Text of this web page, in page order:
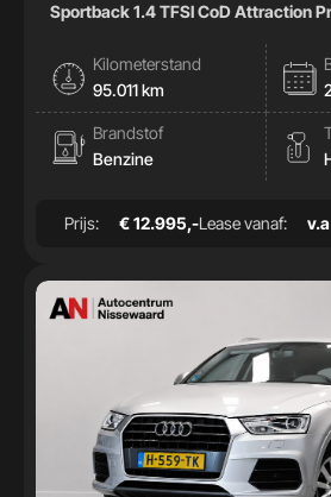
Sportback 1.4 TFSI CoD Attraction
Kilometerstand
95.011 km
Brandstof
Benzine
Prijs: € 12.995,-Lease vanaf: